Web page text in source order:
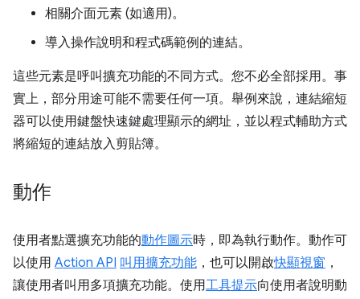
相關介面元素 (如適用)。
導入操作說明和程式碼範例的連結。
這些元素是呼叫擴充功能的不同方式。您不必全部採用。事
實上，部分用途可能不需要任何一項。舉例來說，連結縮短
器可以使用鍵盤快速鍵處理顯示的網址，並以程式輔助方式
將縮短的連結放入剪貼簿。
動作
使用者點選擴充功能的動作圖示時，即為執行動作。動作可
以使用 Action API 叫用擴充功能 ，也可以開啟快顯視窗 ，
讓使用者叫用多項擴充功能。使用工具提示向使用者說明動